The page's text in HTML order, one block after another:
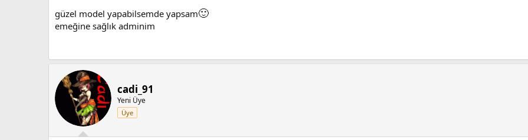
güzel model yapabilsemde yapsam🙂
emeğine sağlık adminim
cadi_91
Yeni Üye
Üye